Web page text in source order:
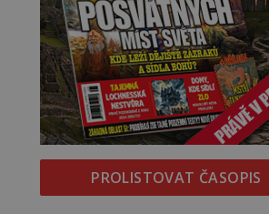
PROLISTOVAT ČASOPIS